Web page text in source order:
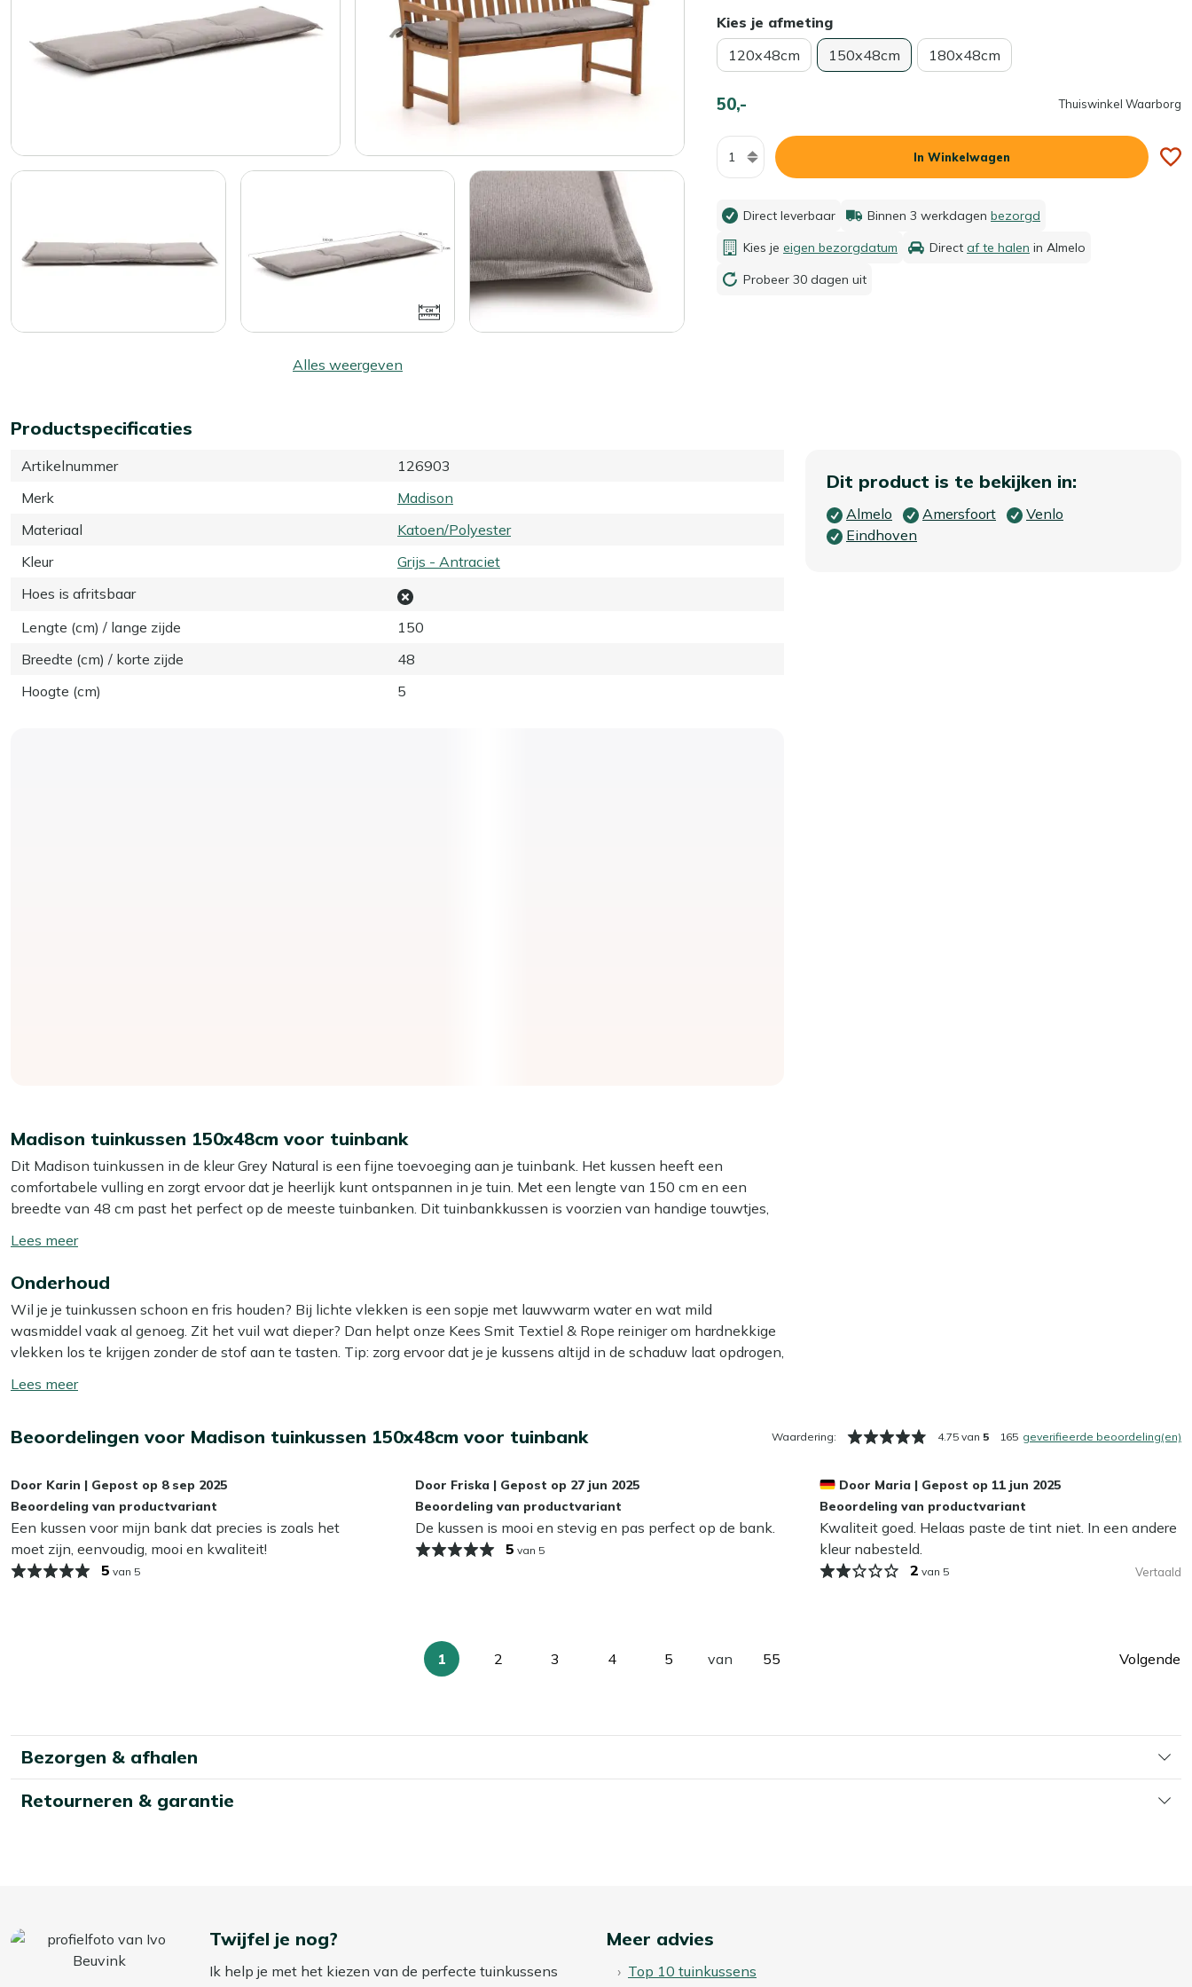
Alles weergeven
Kies je afmeting
120x48cm
150x48cm 180x48cm
50,- Thuiswinkel Waarborg
Aantal
In Winkelwagen
Direct leverbaar Binnen 3 werkdagen bezorgd
Kies je eigen bezorgdatum Direct af te halen in Almelo
Probeer 30 dagen uit
Productspecificaties
Artikelnummer
126903
Merk
Madison
Materiaal
Katoen/Polyester
Kleur
Grijs - Antraciet
Hoes is afritsbaar
Lengte (cm) / lange zijde
150
Breedte (cm) / korte zijde
48
Hoogte (cm)
5
Dit product is te bekijken in:
Almelo Amersfoort
Venlo
Eindhoven
Madison tuinkussen 150x48cm voor tuinbank
Dit Madison tuinkussen in de kleur Grey Natural is een fijne toevoeging aan je tuinbank. Het kussen heeft een
comfortabele vulling en zorgt ervoor dat je heerlijk kunt ontspannen in je tuin. Met een lengte van 150 cm en een
breedte van 48 cm past het perfect op de meeste tuinbanken. Dit tuinbankkussen is voorzien van handige touwtjes,
Geniet van lange zomerdagen in stijl en comfort met dit praktische kussen.
Bekijk meer Tuinkussens
Bekijk meer Tuinbankkussens
Toon/verberg
meer
Onderhoud
Wil je je tuinkussen schoon en fris houden? Bij lichte vlekken is een sopje met lauwwarm water en wat mild
wasmiddel vaak al genoeg. Zit het vuil wat dieper? Dan helpt onze Kees Smit Textiel & Rope reiniger om hardnekkige
vlekken los te krijgen zonder de stof aan te tasten. Tip: zorg ervoor dat je je kussens altijd in de schaduw laat opdrogen,
Smit Textiel & Rope beschermer. Deze maakt je kussens water- en vuilafstotend, zodat ze langer schoon blijven. Dat
Kan ik mijn tuinkussens het hele jaar buiten laten liggen?
Wij adviseren om je tuinkussens droog op te bergen als je ze niet gebruikt. Zelfs de meest waterafstotende stoffen
kunnen op termijn last krijgen van vocht, wat slijtage en schimmel kan veroorzaken. In de herfst en winter bewaar je
je kussens het beste binnen of in een waterdichte opbergbox. Zo blijven ze langer mooi en fris!
Toon/verberg
Beoordelingen voor Madison tuinkussen 150x48cm voor tuinbank Waardering: 4.75 van 5 165 geverifieerde beoordeling(en)
Door Karin | Gepost op 8 sep 2025
Beoordeling van productvariant
Een kussen voor mijn bank dat precies is zoals het
moet zijn, eenvoudig, mooi en kwaliteit!
5 van 5
Door Friska | Gepost op 27 jun 2025
Beoordeling van productvariant
De kussen is mooi en stevig en pas perfect op de bank.
5 van 5
Door Maria | Gepost op 11 jun 2025
Beoordeling van productvariant
Kwaliteit goed. Helaas paste de tint niet. In een andere
kleur nabesteld.
2 van 5 Vertaald
U
pagina
1
Pagina
2
Pagina
3
Pagina
4
Pagina
5 van
Pagina
55 Volgende
Bezorgen & afhalen
Retourneren & garantie
Twijfel je nog?
Ik help je met het kiezen van de perfecte tuinkussens
Meer advies
Top 10 tuinkussens